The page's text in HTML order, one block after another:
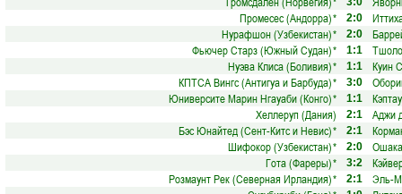
Промесес (Андорра)* 2:0
Нурафшон (Узбекистан)* 2:0
Фьючер Старз (Южный Судан)* 1:1
Нуэва Клиса (Боливия)* 1:1
Куин
КПТСА Вингс (Антигуа и Барбуда)* 3:0
Юниверсите Марин Нгауаби (Конго)* 1:1
Хеллеруп (Дания)
2:1
Аджи
Бэс Юнайтед (Сент-Китс и Невис)* 2:1
Шифокор (Узбекистан)* 2:0
Гота (Фареры)* 3:2
Розмаунт Рек (Северная Ирландия)* 2:1
Эль-